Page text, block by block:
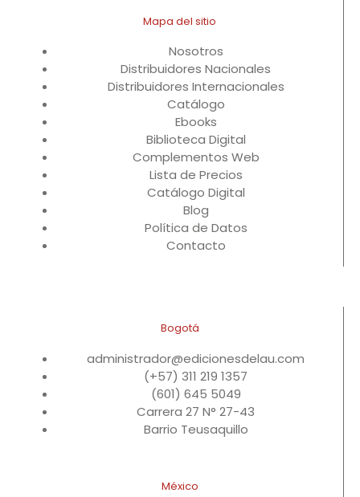
Mapa del sitio
Nosotros
Distribuidores Nacionales
Distribuidores Internacionales
Catálogo
Ebooks
Biblioteca Digital
Complementos Web
Lista de Precios
Catálogo Digital
Blog
Política de Datos
Contacto
Bogotá
administrador@edicionesdelau.com
(+57) 311 219 1357
(601) 645 5049
Carrera 27 N° 27-43
Barrio Teusaquillo
México